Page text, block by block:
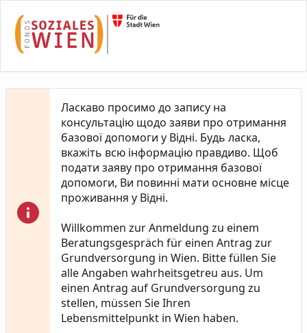
Ласкаво просимо до запису на
консультацію щодо заяви про отримання
базової допомоги у Відні. Будь ласка,
вкажіть всю інформацію правдиво. Щоб
подати заяву про отримання базової
допомоги, Ви повинні мати основне місце
проживання у Відні.
Willkommen zur Anmeldung zu einem
Beratungsgespräch für einen Antrag zur
Grundversorgung in Wien. Bitte füllen Sie
alle Angaben wahrheitsgetreu aus. Um
einen Antrag auf Grundversorgung zu
stellen, müssen Sie Ihren
Lebensmittelpunkt in Wien haben.